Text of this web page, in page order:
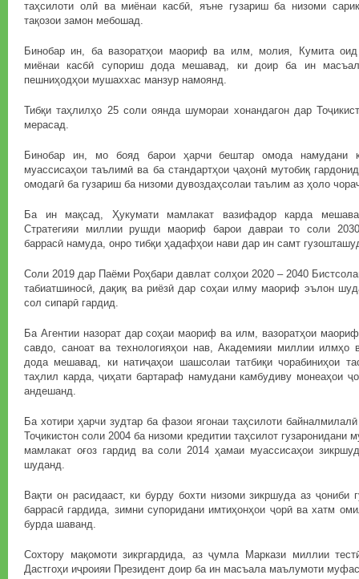
таҳсилоти олӣ ва миёнаи касбӣ, яъне гузариш ба низоми
тақозои замон мебошад.
Бинобар ин, ба вазоратҳои маориф ва илм, молия, Кумита оид
миёнаи касбӣ супориш дода мешавад, ки доир ба ин
пешниҳодҳои мушаххас манзур намоянд.
Тибқи таҳлилҳо 25 соли оянда шумораи хонандагон дар
мерасад.
Бинобар ин, мо бояд барои ҳарчи бештар омода намудани
муассисаҳои таълимӣ ва ба стандартҳои ҷаҳонӣ мутобиқ
омодагӣ ба гузариш ба низоми дувоздаҳсолаи таълим аз ҳоло
Ба ин мақсад, Ҳукумати мамлакат вазифадор карда
Стратегияи миллии рушди маориф барои давраи то соли
баррасӣ намуда, онро тибқи ҳадафҳои нави дар ин самт
Соли 2019 дар Паёми Роҳбари давлат солҳои 2020 – 2040
табиатшиносӣ, дақиқ ва риёзӣ дар соҳаи илму маориф эълон
сол сипарӣ гардид.
Ба Агентии назорат дар соҳаи маориф ва илм, вазоратҳои
савдо, саноат ва технологияҳои нав, Академияи миллии илмҳо
дода мешавад, ки натиҷаҳои шашсолаи татбиқи чорабиниҳои
таҳлил карда, ҷиҳати бартараф намудани камбудиву монеаҳои
андешанд.
Ба хотири ҳарчи зудтар ба фазои ягонаи таҳсилоти
Тоҷикистон соли 2004 ба низоми кредитии таҳсилот гузаронидани
мамлакат оғоз гардид ва соли 2014 ҳамаи муассисаҳои
шуданд.
Вақти он расидааст, ки бурду бохти низоми зикршуда аз ҷониби
баррасӣ гардида, зимни супоридани имтиҳонҳои ҷорӣ ва хатм
бурда шаванд.
Сохтору мақомоти зикргардида, аз ҷумла Маркази миллии
Дастгоҳи иҷроияи Президент доир ба ин масъала маълумоти